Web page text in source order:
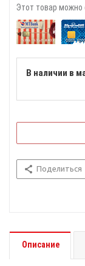
Этот товар можно
В наличии в
Поделиться
Описание